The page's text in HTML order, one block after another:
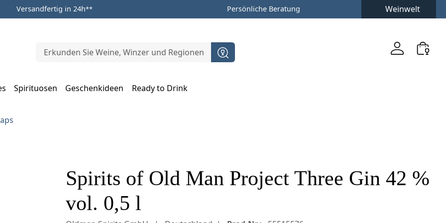
Versandfertig in 24h** Persönliche Beratung Weinwelt
Spirituosen Geschenkideen
Ready to Drink
Spirits of Old Man Project Three Gin 42 %
vol. 0,5 l